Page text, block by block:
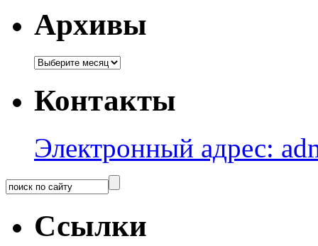
Архивы
Архивы
Контакты
Электронный адрес:
Ссылки